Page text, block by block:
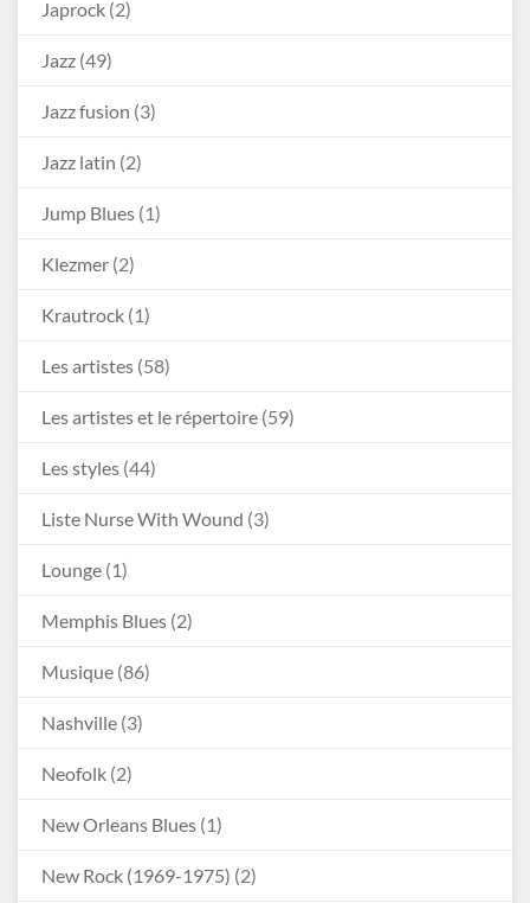
Japrock (2)
Jazz (49)
Jazz fusion (3)
Jazz latin (2)
Jump Blues (1)
Klezmer (2)
Krautrock (1)
Les artistes (58)
Les artistes et le répertoire (59)
Les styles (44)
Liste Nurse With Wound (3)
Lounge (1)
Memphis Blues (2)
Musique (86)
Nashville (3)
Neofolk (2)
New Orleans Blues (1)
New Rock (1969-1975) (2)